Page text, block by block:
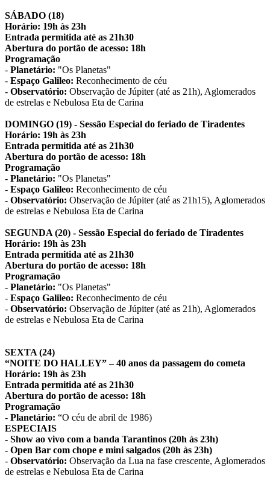
SÁBADO (18)
Horário: 19h às 23h
Entrada permitida até as 21h30
Abertura do portão de acesso: 18h
Programação
- Planetário: "Os Planetas"
- Espaço Galileo: Reconhecimento de céu
- Observatório: Observação de Júpiter (até as 21h), Aglomerados
de estrelas e Nebulosa Eta de Carina
DOMINGO (19) - Sessão Especial do feriado de Tiradentes
Horário: 19h às 23h
Entrada permitida até as 21h30
Abertura do portão de acesso: 18h
Programação
- Planetário: "Os Planetas"
- Espaço Galileo: Reconhecimento de céu
- Observatório: Observação de Júpiter (até as 21h15), Aglomerados
de estrelas e Nebulosa Eta de Carina
SEGUNDA (20) - Sessão Especial do feriado de Tiradentes
Horário: 19h às 23h
Entrada permitida até as 21h30
Abertura do portão de acesso: 18h
Programação
- Planetário: "Os Planetas"
- Espaço Galileo: Reconhecimento de céu
- Observatório: Observação de Júpiter (até as 21h), Aglomerados
de estrelas e Nebulosa Eta de Carina
SEXTA (24)
“NOITE DO HALLEY” – 40 anos da passagem do cometa
Horário: 19h às 23h
Entrada permitida até as 21h30
Abertura do portão de acesso: 18h
Programação
- Planetário: “O céu de abril de 1986)
ESPECIAIS
- Show ao vivo com a banda Tarantinos (20h às 23h)
- Open Bar com chope e mini salgados (20h às 23h)
- Observatório: Observação da Lua na fase crescente, Aglomerados
de estrelas e Nebulosa Eta de Carina